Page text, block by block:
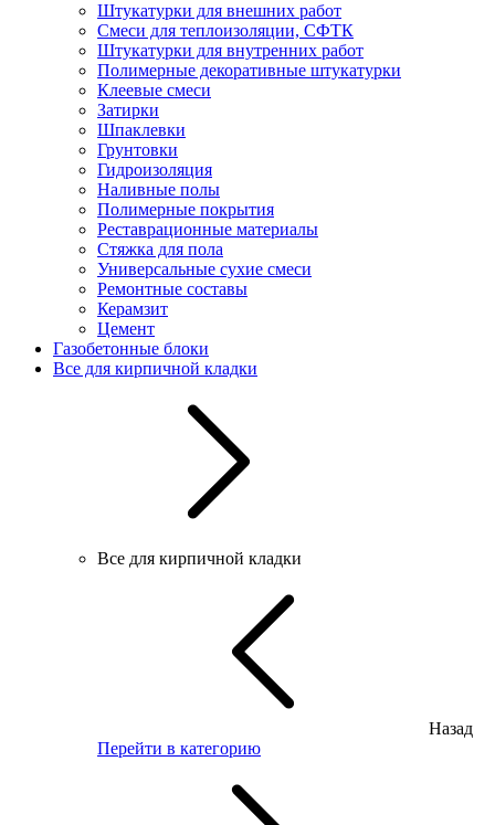
Штукатурки для внешних работ
Смеси для теплоизоляции, СФТК
Штукатурки для внутренних работ
Полимерные декоративные штукатурки
Клеевые смеси
Затирки
Шпаклевки
Грунтовки
Гидроизоляция
Наливные полы
Полимерные покрытия
Реставрационные материалы
Стяжка для пола
Универсальные сухие смеси
Ремонтные составы
Керамзит
Цемент
Газобетонные блоки
Все для кирпичной кладки
Все для кирпичной кладки
Назад
Перейти в категорию